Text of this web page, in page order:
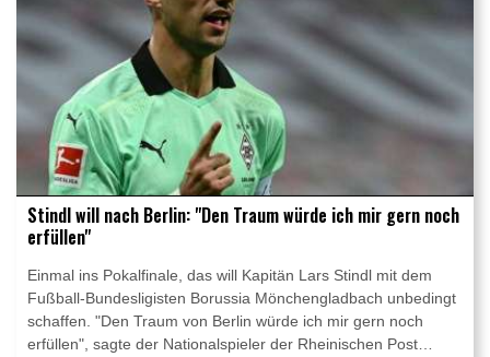
Stindl will nach Berlin: "Den Traum würde ich mir gern noch
erfüllen"
Einmal ins Pokalfinale, das will Kapitän Lars Stindl mit dem
Fußball-Bundesligisten Borussia Mönchengladbach unbedingt
schaffen. "Den Traum von Berlin würde ich mir gern noch
erfüllen", sagte der Nationalspieler der Rheinischen Post